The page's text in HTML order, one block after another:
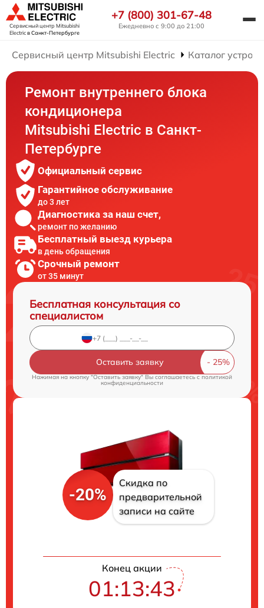
Сервисный центр Mitsubishi
Electricв Санкт-Петербурге
+7 (800) 301-67-48
Ежедневно с 9:00 до 21:00
Сервисный центр Mitsubishi Electric Каталог
Ремонт внутреннего блока
кондиционера
Mitsubishi Electric в Санкт-
Петербурге
Официальный сервис
Гарантийное обслуживание
до 3 лет
Диагностика за наш счет,
ремонт по желанию
Бесплатный выезд курьера
в день обращения
Срочный ремонт
от 35 минут
Бесплатная консультация со
специалистом
Оставить заявку
Нажимая на кнопку "Оставить заявку" Вы соглашаетесь c политикой
конфиденциальности
-20%
Скидка по
предварительной
записи на сайте
Конец акции
01:13:42